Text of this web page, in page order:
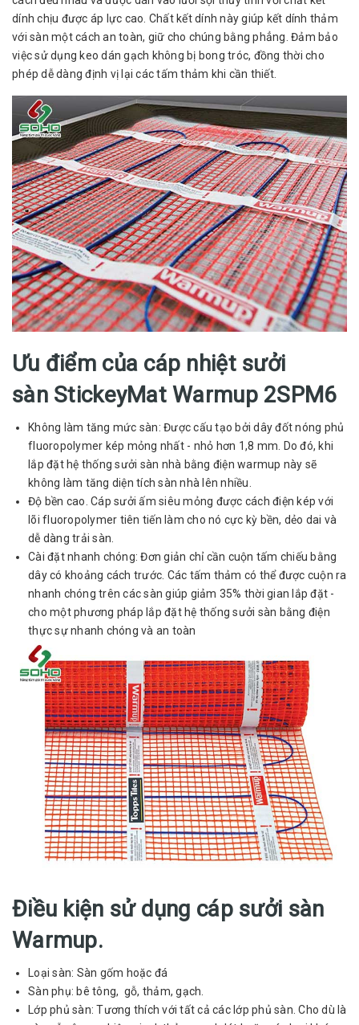
dính chịu được áp lực cao. Chất kết dính này giúp kết dính thảm
với sàn một cách an toàn, giữ cho chúng bằng phẳng. Đảm bảo
việc sử dụng keo dán gạch không bị bong tróc, đồng thời cho
phép dễ dàng định vị lại các tấm thảm khi cần thiết.
Ưu điểm của cáp nhiệt sưởi
sàn StickeyMat Warmup 2SPM6
Không làm tăng mức sàn: Được cấu tạo bởi dây đốt nóng phủ
fluoropolymer kép mỏng nhất - nhỏ hơn 1,8 mm. Do đó, khi
lắp đặt hệ thống sưởi sàn nhà bằng điện warmup này sẽ
không làm tăng diện tích sàn nhà lên nhiều.
Độ bền cao. Cáp sưởi ấm siêu mỏng được cách điện kép với
lõi fluoropolymer tiên tiến làm cho nó cực kỳ bền, dẻo dai và
dễ dàng trải sàn.
Cài đặt nhanh chóng: Đơn giản chỉ cần cuộn tấm chiếu bằng
dây có khoảng cách trước. Các tấm thảm có thể được cuộn ra
nhanh chóng trên các sàn giúp giảm 35% thời gian lắp đặt -
cho một phương pháp lắp đặt hệ thống sưởi sàn bằng điện
thực sự nhanh chóng và an toàn
Điều kiện sử dụng cáp sưởi sàn
Warmup.
Loại sàn: Sàn gốm hoặc đá
Sàn phụ: bê tông, gỗ, thảm, gạch.
Lớp phủ sàn: Tương thích với tất cả các lớp phủ sàn. Cho dù là